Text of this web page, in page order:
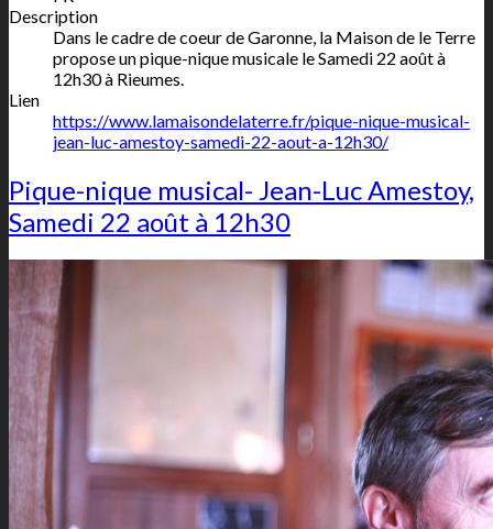
Description
Dans le cadre de coeur de Garonne, la Maison de le Terre
propose un pique-nique musicale le Samedi 22 août à
12h30 à Rieumes.
Lien
https://www.lamaisondelaterre.fr/pique-nique-musical-
jean-luc-amestoy-samedi-22-aout-a-12h30/
Pique-nique musical- Jean-Luc Amestoy,
Samedi 22 août à 12h30